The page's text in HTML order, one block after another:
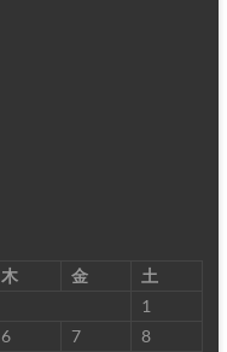
木 金
土
1
6 7
8